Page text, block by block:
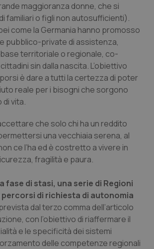
maggioranza donne, che si
familiari o figli non autosufficienti).
come la Germania hanno promosso
pubblico-private di assistenza,
territoriale o regionale, co-
sin dalla nascita. L’obiettivo
porsi è dare a tutti la certezza di poter
reale per i bisogni che sorgono
di vita.
che solo chi ha un reddito
una vecchiaia serena, al
ce l’ha ed è costretto a vivere in
fragilità e paura.
fase di stasi, una serie di Regioni
di richiesta di autonomia
dal terzo comma dell’articolo
con l’obiettivo di riaffermare il
e le specificità dei sistemi
delle competenze regionali